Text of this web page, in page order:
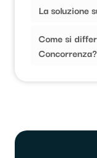
La soluzione
Come si
Concorrenza?